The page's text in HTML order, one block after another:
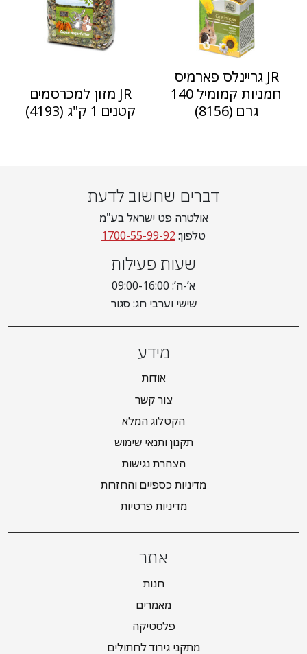
JR גריינלס פארמיס
חמניות קמומיל 140
גרם (8156)
JR מזון למכרסמים
קטנים 1 ק"ג (4193)
דברים שחשוב לדעת
אולטרה פט ישראל בע"מ
טלפון:1700-55-99-92
שעות פעילות
א’-ה’: 09:00-16:00
שישי וערבי חג: סגור
מידע
אודות
צור קשר
הקטלוג המלא
תקנון ותנאי שימוש
הצהרת נגישות
מדיניות כספיים והחזרות
מדיניות פרטיות
אתר
חנות
מאמרים
פלסטיקה
מתקני גירוד לחתולים